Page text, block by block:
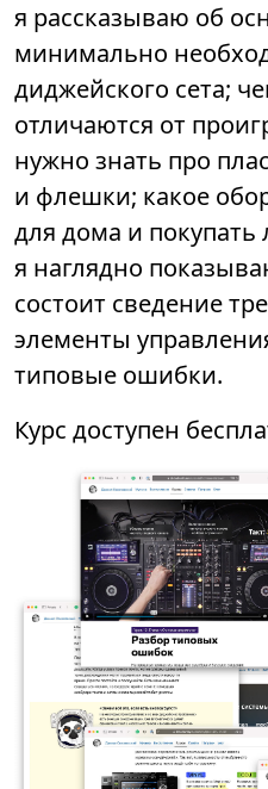
я рассказываю об
минимально
диджейского сета;
отличаются от
нужно знать про
и флешки; какое
для дома и
я наглядно
состоит сведение
элементы
типовые ошибки.
Курс доступен